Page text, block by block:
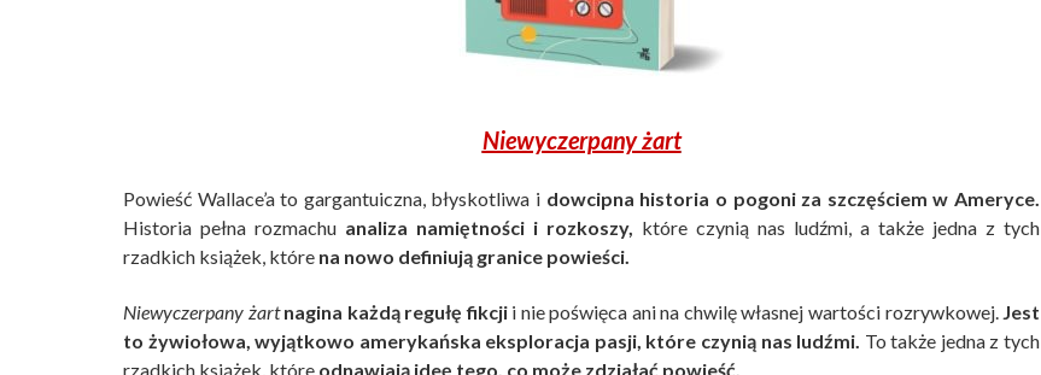
Niewyczerpany żart
Powieść Wallace’a to gargantuiczna, błyskotliwa i dowcipna historia o pogoni za szczęściem w Ameryce.
Historia pełna rozmachu analiza namiętności i rozkoszy, które czynią nas ludźmi, a także jedna z tych
rzadkich książek, które na nowo definiują granice powieści.
Niewyczerpany żart nagina każdą regułę fikcji i nie poświęca ani na chwilę własnej wartości rozrywkowej. Jest
to żywiołowa, wyjątkowo amerykańska eksploracja pasji, które czynią nas ludźmi. To także jedna z tych
rzadkich książek, które odnawiają ideę tego, co może zdziałać powieść.